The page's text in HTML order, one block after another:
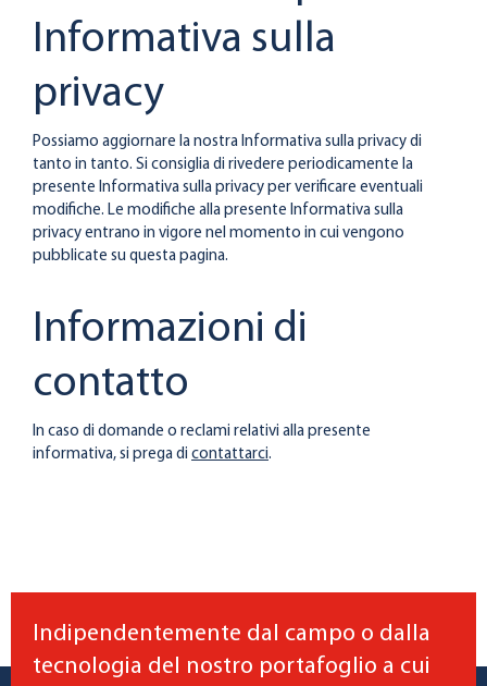
Informativa sulla
privacy
Possiamo aggiornare la nostra Informativa sulla privacy di
tanto in tanto. Si consiglia di rivedere periodicamente la
presente Informativa sulla privacy per verificare eventuali
modifiche. Le modifiche alla presente Informativa sulla
privacy entrano in vigore nel momento in cui vengono
pubblicate su questa pagina.
Informazioni di
contatto
In caso di domande o reclami relativi alla presente
informativa, si prega di contattarci.
Indipendentemente dal campo o dalla
tecnologia del nostro portafoglio a cui